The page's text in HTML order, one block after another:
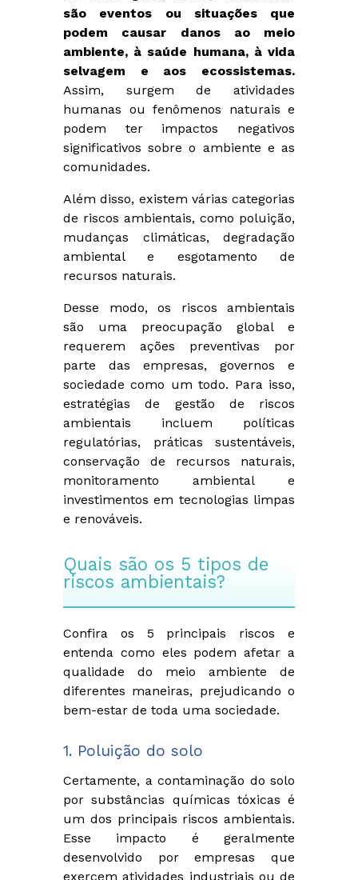
são eventos ou situações que
podem causar danos ao meio
ambiente, à saúde humana, à vida
selvagem e aos ecossistemas.
Assim, surgem de atividades
humanas ou fenômenos naturais e
podem ter impactos negativos
significativos sobre o ambiente e as
comunidades.
Além disso, existem várias categorias
de riscos ambientais, como poluição,
mudanças climáticas, degradação
ambiental e esgotamento de
recursos naturais.
Desse modo, os riscos ambientais
são uma preocupação global e
requerem ações preventivas por
parte das empresas, governos e
sociedade como um todo. Para isso,
estratégias de gestão de riscos
ambientais incluem políticas
regulatórias, práticas sustentáveis,
conservação de recursos naturais,
monitoramento ambiental e
investimentos em tecnologias limpas
e renováveis.
Quais são os 5 tipos de
riscos ambientais?
Confira os 5 principais riscos e
entenda como eles podem afetar a
qualidade do meio ambiente de
diferentes maneiras, prejudicando o
bem-estar de toda uma sociedade.
1. Poluição do solo
Certamente, a contaminação do solo
por substâncias químicas tóxicas é
um dos principais riscos ambientais.
Esse impacto é geralmente
desenvolvido por empresas que
exercem atividades industriais ou de